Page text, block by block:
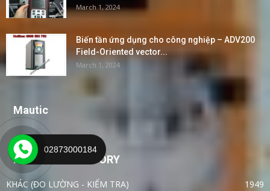
March 1, 2024
Biến tần ứng dụng cho công nghiệp – ADV200
Field-Oriented vector...
March 1, 2024
Mautic
POPULAR CATEGORY
KHÁC (ĐO LƯỜNG - KIỂM TRA)
1949
02873000184